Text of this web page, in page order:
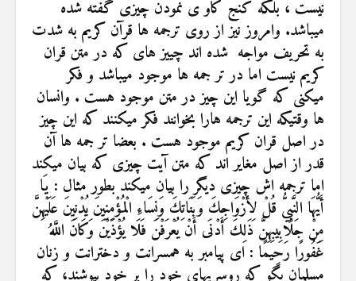
نیست ، بلکه کنج کاو ی نمودن چیزی گفته شده
میباشد. وامروز نیز از روی ترجمه ها قرآن کریم به شدت
به تحریف مواجه شده اند چییز های که در متن قران
کریم نیست اما در تر جمه ها موجود میباشد و فکر
میکنی که گویا این چیز در متن موجود هست . وانسان
ها وقتیکه این ترجمه هارا بخوانند فکر میکنند که این چیز
در اصل قران کریم موجود هست . بعضا تر جمه ها آن
قدر از اصل مغایر اند که متن آیت چیزی که بیان میکند
اما ترجمه اش چیزی دیگر را بیان میکند بطور مثال : يَا
أَيُّهَا النَّبِيُّ قُلْ لِأَزْوَاجِكَ وَبَنَاتِكَ وَنِسَاءِ الْمُؤْمِنِينَ يُدْنِينَ عَلَيْهِنَّ
مِنْ جَلَابِيبِهِنَّ ذَلِكَ أَدْنَى أَنْ يُعْرَفْنَ فَلَا يُؤْذَيْنَ وَكَانَ اللَّهُ
غَفُورًا رَحِيمًا : اى پيامبر به همسرانت و دخترانت و زنان